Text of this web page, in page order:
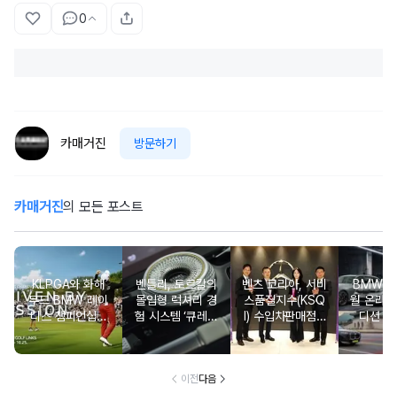
0
카매거진 방문하기
카매거진의 모든 포스트
KLPGA와 화해
무드 BMW 레이
디스 챔피언십…
국내 유일 ‘드림
매치’ 성사되며 얼
벤틀리, 토르칼의
몰입형 럭셔리 경
험 시스템 ‘큐레이
션 엔진’ 공개
벤츠 코리아, 서비
스품질지수(KSQ
I) 수입차판매점 1
2년·수입인증중고
차 6년 연속 1위
BMW
월 온라
디션 3
이전다음